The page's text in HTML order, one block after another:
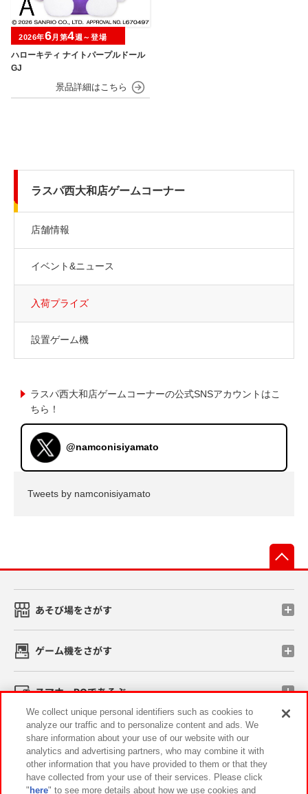
ハローキティ ナイトパープルドール
GJ
2026年6月第4週～登場
ラスパ西大和店ゲームコーナー
店舗情報
イベント&ニュース
入荷プライズ
設置ゲーム機
ラスパ西大和店ゲームコーナーの公式SNSアカウントはこ
ちら！
@namconisiyamato
Tweets by namconisiyamato
あそび場をさがす
ゲーム機をさがす
スマホ・PCであそぶ
イベント・キャンペーン
We collect unique personal identifiers such as cookies to
analyze our traffic and to personalize content and ads. We
share information about your use of our website with our
analytics and advertising partners, who may combine it with
other information that you have provided to them or that they
have collected from your use of their services. Please click
" here" to see more details about how we use cookies and